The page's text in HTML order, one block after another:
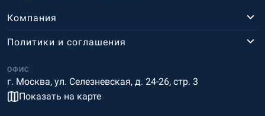
Компания
ОФИС
г. Москва, ул. Селезневская, д. 24-26, стр. 3
Показать на карте
Политики и соглашения